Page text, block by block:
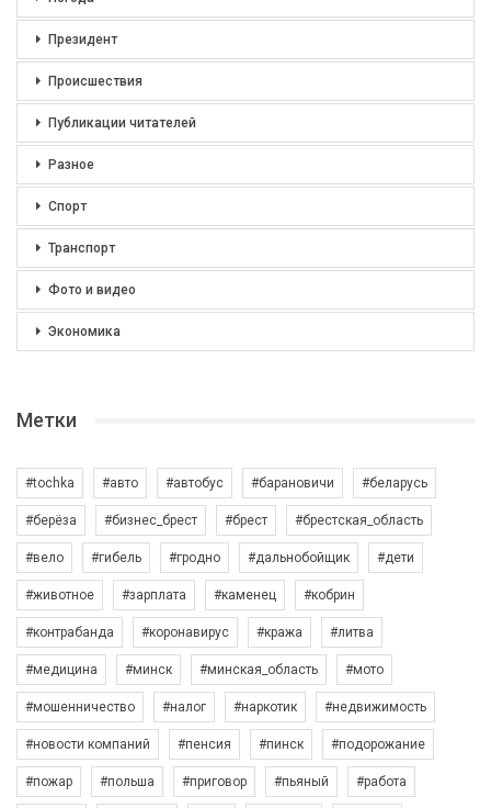
Президент
Происшествия
Публикации читателей
Разное
Спорт
Транспорт
Фото и видео
Экономика
Метки
#tochka #авто #автобус #барановичи #беларусь
#берёза #бизнес_брест #брест #брестская_область
#вело #гибель #гродно #дальнобойщик #дети
#животное #зарплата #каменец #кобрин
#контрабанда #коронавирус #кража #литва
#медицина #минск #минская_область #мото
#мошенничество #налог #наркотик #недвижимость
#новости компаний #пенсия #пинск #подорожание
#пожар #польша #приговор #пьяный #работа